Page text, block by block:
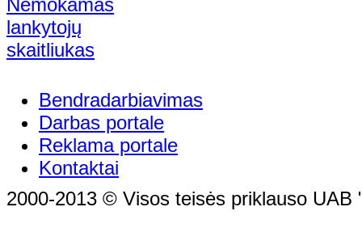
Bendradarbiavimas
Darbas portale
Reklama portale
Kontaktai
2000-2013 © Visos teisės priklauso UAB